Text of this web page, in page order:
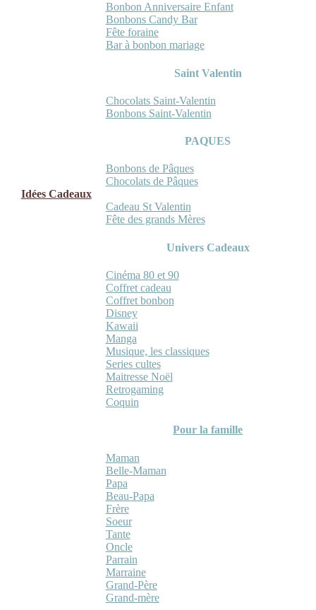
Bonbon Anniversaire Enfant
Bonbons Candy Bar
Fête foraine
Bar à bonbon mariage
Saint Valentin
Chocolats Saint-Valentin
Bonbons Saint-Valentin
PAQUES
Bonbons de Pâques
Chocolats de Pâques
Idées Cadeaux
Cadeau St Valentin
Fête des grands Mères
Univers Cadeaux
Cinéma 80 et 90
Coffret cadeau
Coffret bonbon
Disney
Kawaii
Manga
Musique, les classiques
Series cultes
Maitresse Noël
Retrogaming
Coquin
Pour la famille
Maman
Belle-Maman
Papa
Beau-Papa
Frère
Soeur
Tante
Oncle
Parrain
Marraine
Grand-Père
Grand-mère